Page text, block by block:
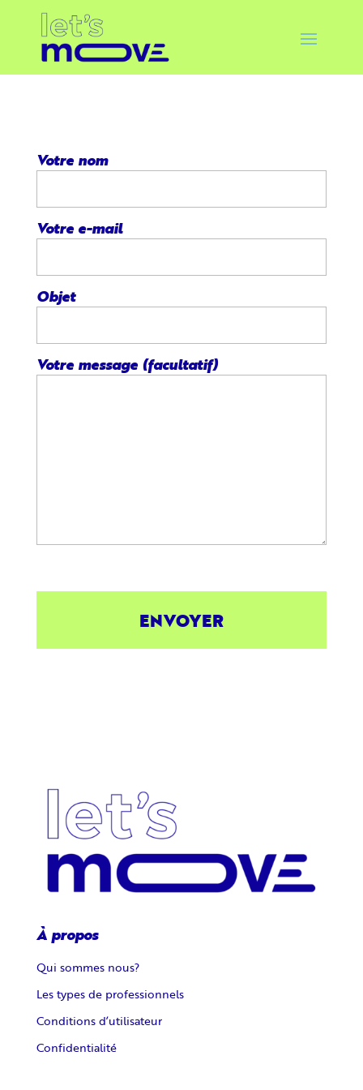
Votre nom
Votre e-mail
Objet
Votre message (facultatif)
À propos
Qui sommes nous?
Les types de professionnels
Conditions d’utilisateur
Confidentialité